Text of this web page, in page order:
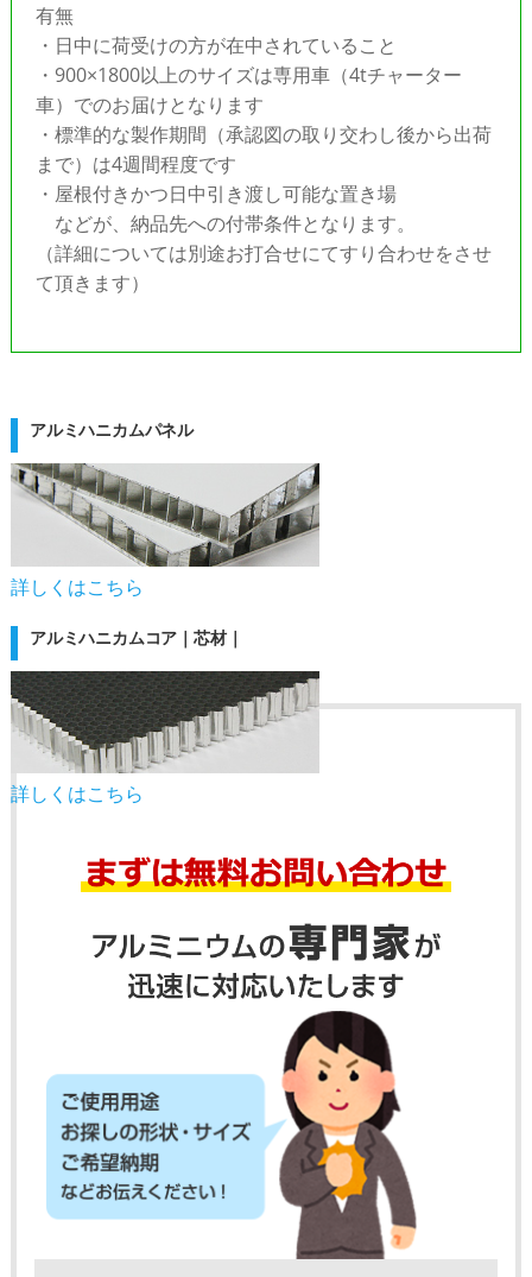
有無
・日中に荷受けの方が在中されていること
・900×1800以上のサイズは専用車（4tチャーター
車）でのお届けとなります
・標準的な製作期間（承認図の取り交わし後から出荷
まで）は4週間程度です
・屋根付きかつ日中引き渡し可能な置き場
などが、納品先への付帯条件となります。
（詳細については別途お打合せにてすり合わせをさせ
て頂きます）
アルミハニカムパネル
詳しくはこちら
アルミハニカムコア｜芯材｜
詳しくはこちら